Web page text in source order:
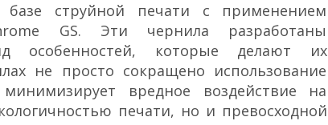
струйной печати с применением
GS. Эти чернила разработаны
особенностей, которые делают их
не просто сокращено использование
вредное воздействие на
печати, но и превосходной